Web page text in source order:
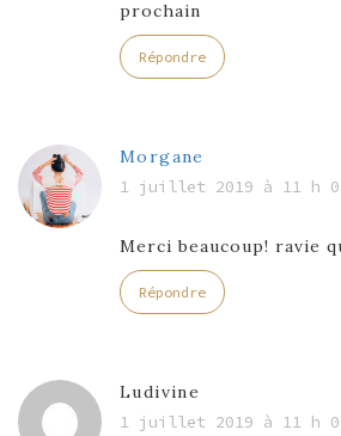
prochain
Répondre
Morgane
1 juillet 2019 à 11 h
Merci beaucoup! ravie
Répondre
Ludivine
1 juillet 2019 à 11 h